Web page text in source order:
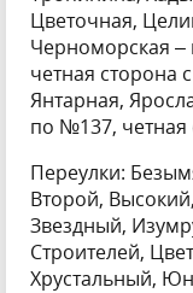
Цветочная,
Черноморская
четная
Янтарная,
по №137,
Переулки:
Второй,
Звездный,
Строителей,
Хрустальный,